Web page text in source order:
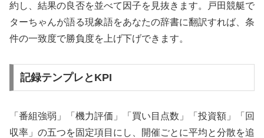
約し、結果の良否を並べて因子を見抜きます。戸田競艇で
ターちゃんが語る現象語をあなたの辞書に翻訳すれば、条
件の一致度で勝負度を上げ下げできます。
記録テンプレとKPI
「番組強弱」「機力評価」「買い目点数」「投資額」「回
収率」の五つを固定項目にし、開催ごとに平均と分散を追